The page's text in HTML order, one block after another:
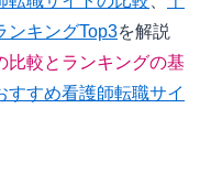
ンキングTop3を解説
比較とランキングの基
すすめ看護師転職サイ